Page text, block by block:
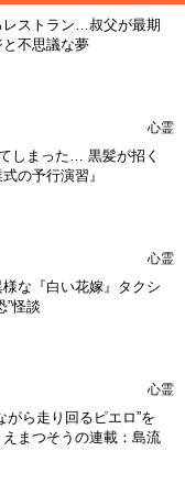
レストラン…叔父が最期
不思議な夢
心霊
しまった… 黒髪が招く
の予行演習』
心霊
な『白い花嫁』タクシ
”怪談
心霊
がら走り回るピエロ”を
まつそうの連載：島流